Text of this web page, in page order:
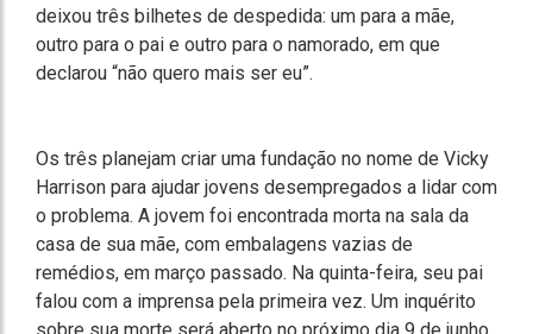
deixou três bilhetes de despedida: um para a mãe,
outro para o pai e outro para o namorado, em que
declarou “não quero mais ser eu”.
Os três planejam criar uma fundação no nome de Vicky
Harrison para ajudar jovens desempregados a lidar com
o problema. A jovem foi encontrada morta na sala da
casa de sua mãe, com embalagens vazias de
remédios, em março passado. Na quinta-feira, seu pai
falou com a imprensa pela primeira vez. Um inquérito